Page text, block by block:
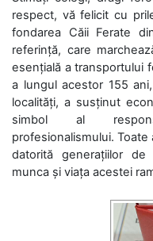
respect, vă felicit cu
fondarea Căii Ferate
referință, care
esențială a transportului
a lungul acestor 155
localități, a susținut
simbol al
profesionalismului.
datorită generațiilor
munca și viața acestei